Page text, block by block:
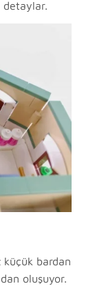
detaylar.
küçük bardan
oluşuyor.